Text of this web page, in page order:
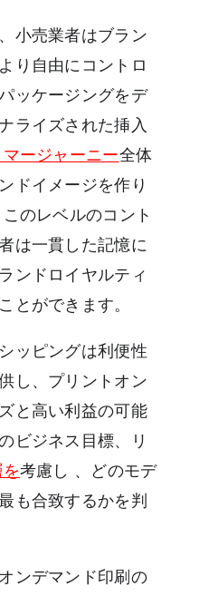
小売業者はブラン
り自由にコントロ
ッケージングをデ
ライズされた挿入
マージャーニー全体
ドイメージを作り
このレベルのコント
は一貫した記憶に
ンドロイヤルティ
とができます。
ッピングは利便性
し、プリントオン
と高い利益の可能
ビジネス目標、リ
考慮し 、どのモデ
も合致するかを判
ンデマンド印刷の